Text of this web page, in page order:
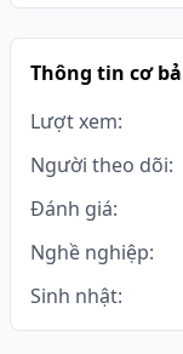
Thông tin cơ
Lượt xem:
Người theo dõi:
Đánh giá:
Nghề nghiệp:
Sinh nhật: